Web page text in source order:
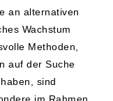
an alternativen
Wachstum
Methoden,
auf der Suche
sind